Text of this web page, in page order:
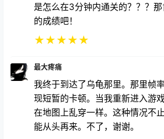
是怎么在3分钟内通关的？？？
的成绩吧！
★★★★★
最大疼痛
我终于到达了乌龟那里。那里帧
现短暂的卡顿。当我重新进入游
在地图上乱穿一样。这种情况不
能从头再来。不了，谢谢。